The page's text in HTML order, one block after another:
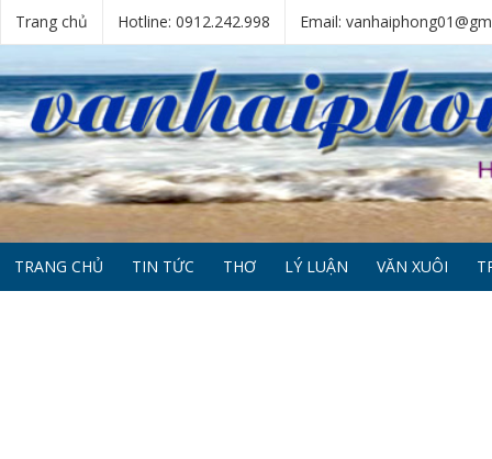
Trang chủ Hotline: 0912.242.998 Email:
TRANG CHỦ TIN TỨC THƠ LÝ LUẬN VĂN XUÔI